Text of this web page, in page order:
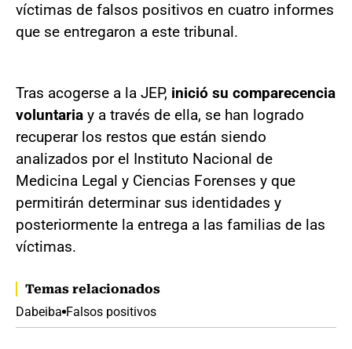
víctimas de falsos positivos en cuatro informes
que se entregaron a este tribunal.
Tras acogerse a la JEP, inició su comparecencia
voluntaria y a través de ella, se han logrado
recuperar los restos que están siendo
analizados por el Instituto Nacional de
Medicina Legal y Ciencias Forenses y que
permitirán determinar sus identidades y
posteriormente la entrega a las familias de las
víctimas.
Temas relacionados
Dabeiba Falsos positivos